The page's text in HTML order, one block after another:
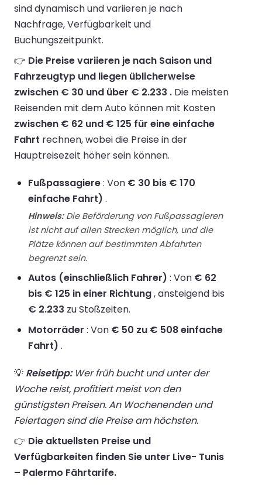
sind dynamisch und variieren je nach
Nachfrage, Verfügbarkeit und
Buchungszeitpunkt.
👉 Die Preise variieren je nach Saison und
Fahrzeugtyp und liegen üblicherweise
zwischen € 30 und über € 2.233 . Die meisten
Reisenden mit dem Auto können mit Kosten
zwischen € 62 und € 125 für eine einfache
Fahrt rechnen, wobei die Preise in der
Hauptreisezeit höher sein können.
Fußpassagiere: Von € 30 bis € 170
einfache Fahrt) .
Hinweis:Die Beförderung von Fußpassagieren
ist nicht auf allen Strecken möglich, und die
Plätze können auf bestimmten Abfahrten
begrenzt sein.
Autos (einschließlich Fahrer) : Von € 62
bis € 125 in einer Richtung, ansteigend bis
€ 2.233 zu Stoßzeiten.
Motorräder : Von € 50 zu € 508 einfache
Fahrt) .
💡 Reisetipp:Wer früh bucht und unter der
Woche reist, profitiert meist von den
günstigsten Preisen. An Wochenenden und
Feiertagen sind die Preise am höchsten.
👉 Die aktuellsten Preise und
Verfügbarkeiten finden Sie unter Live- Tunis
– Palermo Fährtarife.